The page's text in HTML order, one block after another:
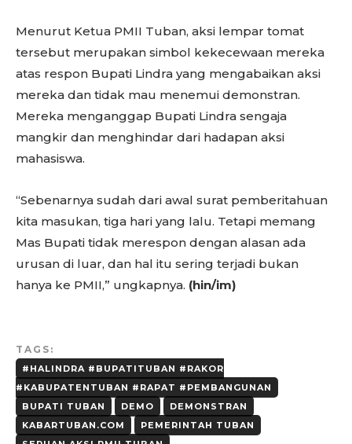
Menurut Ketua PMII Tuban, aksi lempar tomat
tersebut merupakan simbol kekecewaan mereka
atas respon Bupati Lindra yang mengabaikan aksi
mereka dan tidak mau menemui demonstran.
Mereka menganggap Bupati Lindra sengaja
mangkir dan menghindar dari hadapan aksi
mahasiswa.
“Sebenarnya sudah dari awal surat pemberitahuan
kita masukan, tiga hari yang lalu. Tetapi memang
Mas Bupati tidak merespon dengan alasan ada
urusan di luar, dan hal itu sering terjadi bukan
hanya ke PMII,” ungkapnya. (hin/im)
TAGS:
#HALINDRA #BUPATITUBAN #RAKOR
#KABUPATENTUBAN #RAPAT #PEMBANGUNAN
BUPATI TUBAN
DEMO
DEMONSTRAN
KABARTUBAN.COM
PEMERINTAH TUBAN